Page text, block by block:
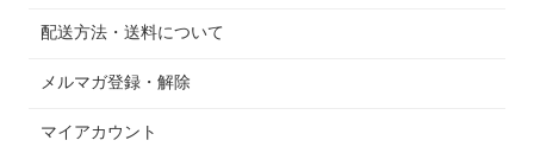
配送方法・送料について
メルマガ登録・解除
マイアカウント